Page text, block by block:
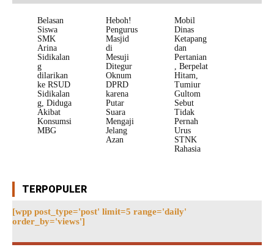
Belasan
Siswa
SMK
Arina
Sidikalan
g
dilarikan
ke RSUD
Sidikalan
g, Diduga
Akibat
Konsumsi
MBG
Heboh!
Pengurus
Masjid
di
Mesuji
Ditegur
Oknum
DPRD
karena
Putar
Suara
Mengaji
Jelang
Azan
Mobil
Dinas
Ketapang
dan
Pertanian
, Berpelat
Hitam,
Tumiur
Gultom
Sebut
Tidak
Pernah
Urus
STNK
Rahasia
TERPOPULER
[wpp post_type='post' limit=5 range='daily'
order_by='views']